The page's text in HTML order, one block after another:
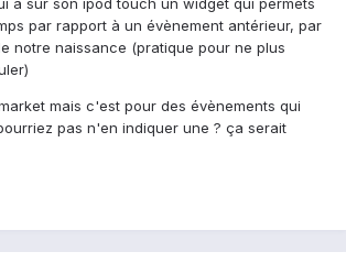
a sur son ipod touch un widget qui permets
par rapport à un évènement antérieur, par
notre naissance (pratique pour ne plus
mais c'est pour des évènements qui
pas n'en indiquer une ? ça serait